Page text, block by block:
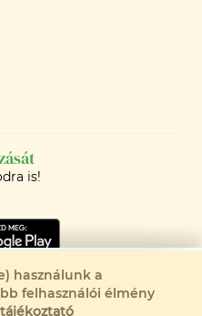
is!
használunk a
felhasználói élmény